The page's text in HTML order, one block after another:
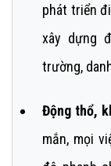
phát triển
xây dựng
trường,
Động thổ,
mắn, mọi